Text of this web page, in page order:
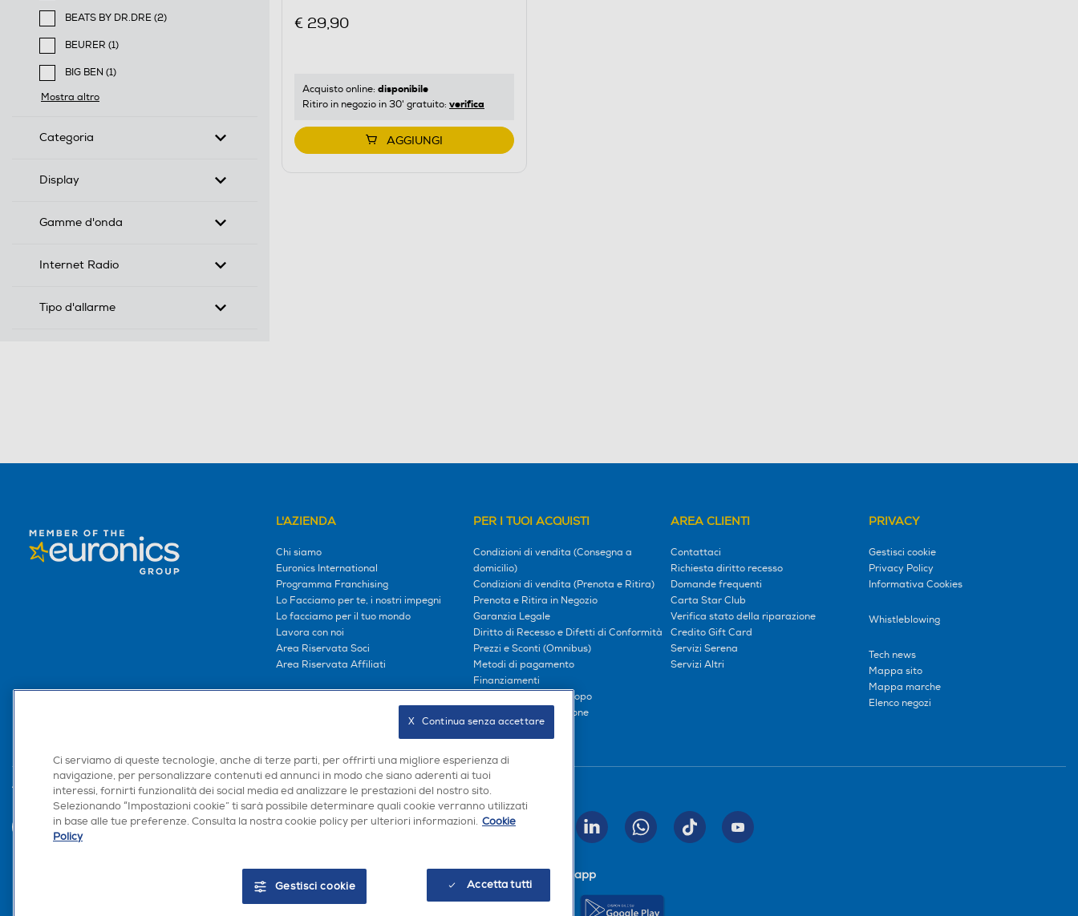
Filtra per Marca: BATZONE
BEATS BY DR.DRE (2)
Filtra per Marca: BEATS BY DR.DRE
BEURER (1)
Filtra per Marca: BEURER
BIG BEN (1)
Filtra per Marca: BIG BEN
Mostra altro
Categoria
Display
Gamme d'onda
Internet Radio
Tipo d'allarme
€ 29,90
Acquisto online: disponibile
Ritiro in negozio in 30' gratuito: verifica
AGGIUNGI
L'AZIENDA
Chi siamo
Euronics International
Programma Franchising
Lo Facciamo per te, i nostri impegni
Lo facciamo per il tuo mondo
Lavora con noi
Area Riservata Soci
Area Riservata Affiliati
Retail Media
PER I TUOI ACQUISTI
Condizioni di vendita (Consegna a
domicilio)
Condizioni di vendita (Prenota e Ritira)
Prenota e Ritira in Negozio
Garanzia Legale
Diritto di Recesso e Difetti di Conformità
Prezzi e Sconti (Omnibus)
Metodi di pagamento
Finanziamenti
Compra ora e paga dopo
Consegna e Installazione
AREA CLIENTI
Contattaci
Richiesta diritto recesso
Domande frequenti
Carta Star Club
Verifica stato della riparazione
Credito Gift Card
Servizi Serena
Servizi Altri
PRIVACY
Gestisci cookie
Privacy Policy
Informativa Cookies
Whistleblowing
Tech news
Mappa sito
Mappa marche
Elenco negozi
Trova negozio
INVIA
Seguici sui social
Scarica la nostra app
Ci serviamo di queste tecnologie, anche di terze parti, per offrirti una migliore esperienza di
navigazione, per personalizzare contenuti ed annunci in modo che siano aderenti ai tuoi
interessi, fornirti funzionalità dei social media ed analizzare le prestazioni del nostro sito.
Selezionando “Impostazioni cookie” ti sarà possibile determinare quali cookie verranno utilizzati
in base alle tue preferenze. Consulta la nostra cookie policy per ulteriori informazioni. Cookie
Policy
Accetta tutti
Gestisci cookie
X   Continua senza accettare